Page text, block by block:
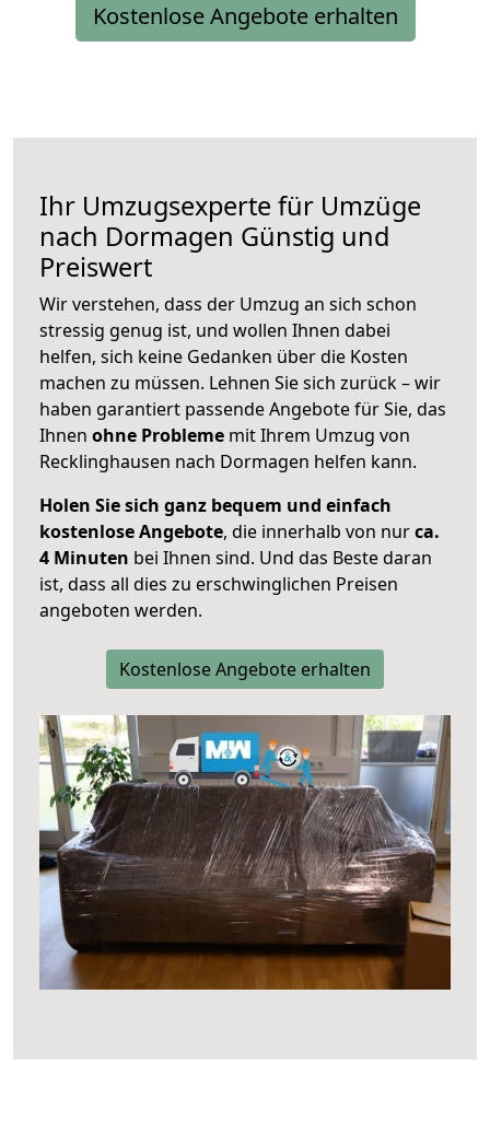
Kostenlose Angebote erhalten
Ihr Umzugsexperte für Umzüge
nach Dormagen Günstig und
Preiswert
Wir verstehen, dass der Umzug an sich schon
stressig genug ist, und wollen Ihnen dabei
helfen, sich keine Gedanken über die Kosten
machen zu müssen. Lehnen Sie sich zurück – wir
haben garantiert passende Angebote für Sie, das
Ihnen ohne Probleme mit Ihrem Umzug von
Recklinghausen nach Dormagen helfen kann.
Holen Sie sich ganz bequem und einfach
kostenlose Angebote, die innerhalb von nurca.
4 Minuten bei Ihnen sind. Und das Beste daran
ist, dass all dies zu erschwinglichen Preisen
angeboten werden.
Kostenlose Angebote erhalten